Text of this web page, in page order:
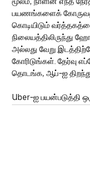
பயணங்களைக்
கொடியிடும்
நிலையத்திலிருந்து
அல்லது வேறு
கோரிடுங்கள். தேர்வு
தொடங்க, ஆப்-ஐ
Uber-ஐ பயன்படுத்தி